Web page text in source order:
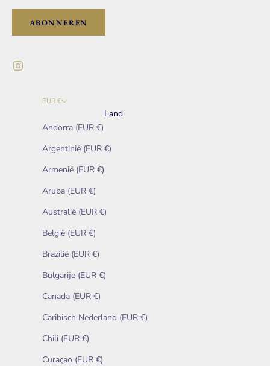
ABONNEREN
EUR €
Land
Andorra (EUR €)
Argentinië (EUR €)
Armenië (EUR €)
Aruba (EUR €)
Australië (EUR €)
België (EUR €)
Brazilië (EUR €)
Bulgarije (EUR €)
Canada (EUR €)
Caribisch Nederland (EUR €)
Chili (EUR €)
Curaçao (EUR €)